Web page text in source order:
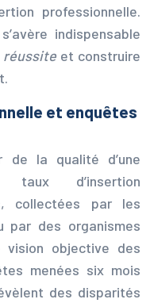
professionnelle.
indispensable
réussite et construire
et enquêtes
de la qualité d’une
d’insertion
collectées par les
par des organismes
vision objective des
menées six mois
des disparités